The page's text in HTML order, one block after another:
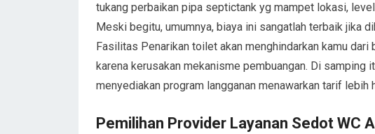
tukang perbaikan pipa septictank yg mampet lokasi,
Meski begitu, umumnya, biaya ini sangatlah terbaik jika
Fasilitas Penarikan toilet akan menghindarkan kamu
karena kerusakan mekanisme pembuangan. Di samping
menyediakan program langganan menawarkan tarif lebih
Pemilihan Provider Layanan Sedot WC